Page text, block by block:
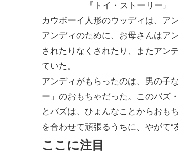
『トイ・ストーリー
カウボーイ人形のウッディは、ア
アンディのために、お母さんはア
されたりなくされたり、またアン
ていた。
アンディがもらったのは、男の子
ー」のおもちゃだった。このバズ
とバズは、ひょんなことからお
を合わせて頑張るうちに、やがて
ここに注目